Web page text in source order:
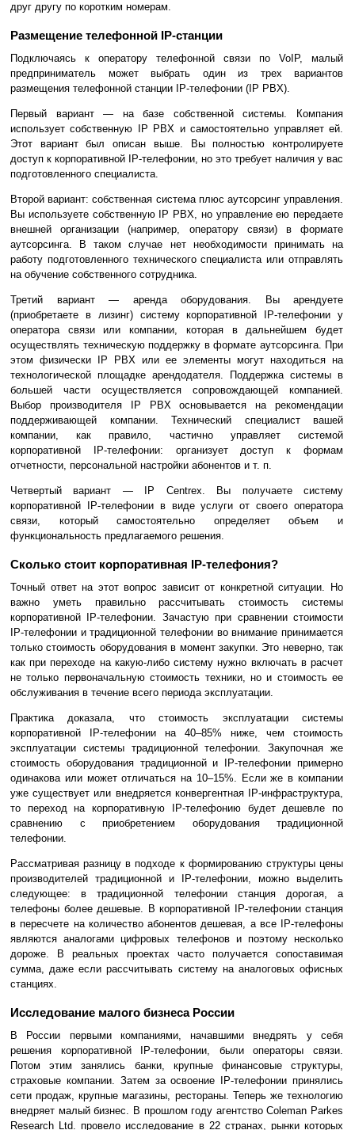
друг другу по коротким номерам.
Размещение телефонной IP-станции
Подключаясь к оператору телефонной связи по VoIP, малый
предприниматель может выбрать один из трех вариантов
размещения телефонной станции IP-телефонии (IP PBX).
Первый вариант — на базе собственной системы. Компания
использует собственную IP PBX и самостоятельно управляет ей.
Этот вариант был описан выше. Вы полностью контролируете
доступ к корпоративной IP-телефонии, но это требует наличия у вас
подготовленного специалиста.
Второй вариант: собственная система плюс аутсорсинг управления.
Вы используете собственную IP PBX, но управление ею передаете
внешней организации (например, оператору связи) в формате
аутсорсинга. В таком случае нет необходимости принимать на
работу подготовленного технического специалиста или отправлять
на обучение собственного сотрудника.
Третий вариант — аренда оборудования. Вы арендуете
(приобретаете в лизинг) систему корпоративной IP-телефонии у
оператора связи или компании, которая в дальнейшем будет
осуществлять техническую поддержку в формате аутсорсинга. При
этом физически IP PBX или ее элементы могут находиться на
технологической площадке арендодателя. Поддержка системы в
большей части осуществляется сопровождающей компанией.
Выбор производителя IP PBX основывается на рекомендации
поддерживающей компании. Технический специалист вашей
компании, как правило, частично управляет системой
корпоративной IP-телефонии: организует доступ к формам
отчетности, персональной настройки абонентов и т. п.
Четвертый вариант — IP Сentrex. Вы получаете систему
корпоративной IP-телефонии в виде услуги от своего оператора
связи, который самостоятельно определяет объем и
функциональность предлагаемого решения.
Сколько стоит корпоративная IP-телефония?
Точный ответ на этот вопрос зависит от конкретной ситуации. Но
важно уметь правильно рассчитывать стоимость системы
корпоративной IP-телефонии. Зачастую при сравнении стоимости
IP-телефонии и традиционной телефонии во внимание принимается
только стоимость оборудования в момент закупки. Это неверно, так
как при переходе на какую-либо систему нужно включать в расчет
не только первоначальную стоимость техники, но и стоимость ее
обслуживания в течение всего периода эксплуатации.
Практика доказала, что стоимость эксплуатации системы
корпоративной IP-телефонии на 40–85% ниже, чем стоимость
эксплуатации системы традиционной телефонии. Закупочная же
стоимость оборудования традиционной и IP-телефонии примерно
одинакова или может отличаться на 10–15%. Если же в компании
уже существует или внедряется конвергентная IP-инфраструктура,
то переход на корпоративную IP-телефонию будет дешевле по
сравнению с приобретением оборудования традиционной
телефонии.
Рассматривая разницу в подходе к формированию структуры цены
производителей традиционной и IP-телефонии, можно выделить
следующее: в традиционной телефонии станция дорогая, а
телефоны более дешевые. В корпоративной IP-телефонии станция
в пересчете на количество абонентов дешевая, а все IP-телефоны
являются аналогами цифровых телефонов и поэтому несколько
дороже. В реальных проектах часто получается сопоставимая
сумма, даже если рассчитывать систему на аналоговых офисных
станциях.
Исследование малого бизнеса России
В России первыми компаниями, начавшими внедрять у себя
решения корпоративной IP-телефонии, были операторы связи.
Потом этим занялись банки, крупные финансовые структуры,
страховые компании. Затем за освоение IP-телефонии принялись
сети продаж, крупные магазины, рестораны. Теперь же технологию
внедряет малый бизнес. В прошлом году агентство Coleman Parkes
Research Ltd. провело исследование в 22 странах, рынки которых